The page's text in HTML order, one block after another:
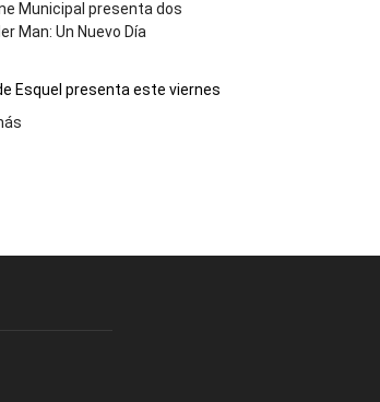
Municipal presenta dos
Man: Un Nuevo Día
Esquel presenta este viernes
presenta